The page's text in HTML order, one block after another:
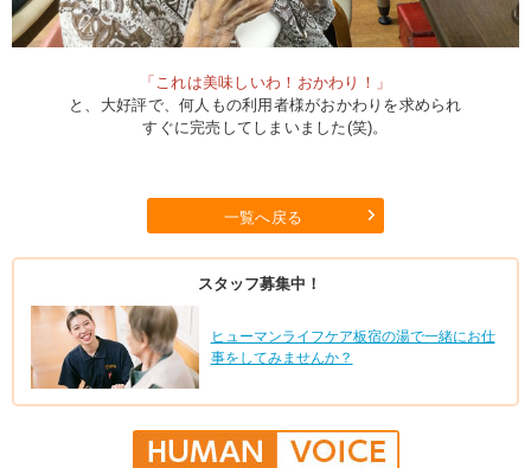
「これは美味しいわ！おかわり！」
と、大好評で、何人もの利用者様がおかわりを求められ
すぐに完売してしまいました(笑)。
一覧へ戻る
スタッフ募集中！
ヒューマンライフケア板宿の湯で一緒にお仕
事をしてみませんか？